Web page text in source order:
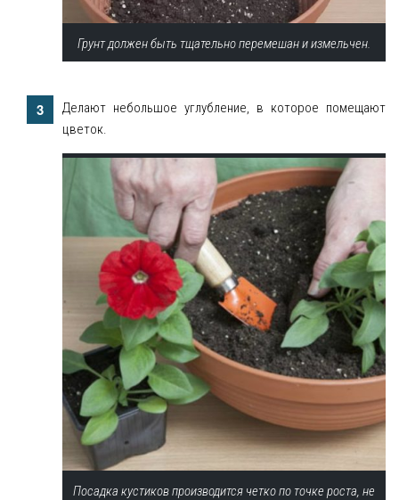
Грунт должен быть тщательно перемешан и измельчен.
Делают небольшое углубление, в которое помещают
цветок.
Посадка кустиков производится четко по точке роста, не